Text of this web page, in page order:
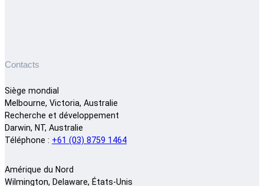
Contacts
Siège mondial
Melbourne, Victoria, Australie
Recherche et développement
Darwin, NT, Australie
Téléphone : +61 (03) 8759 1464
Amérique du Nord
Wilmington, Delaware, États-Unis